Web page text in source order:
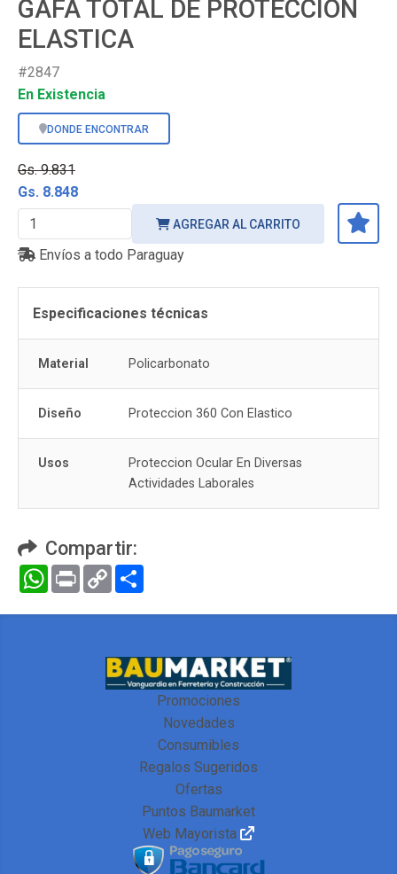
GAFA TOTAL DE PROTECCION
ELASTICA
#2847
En Existencia
DONDE ENCONTRAR
Gs. 9.831
Gs. 8.848
AGREGAR AL CARRITO
Envíos a todo Paraguay
Especificaciones técnicas
Material Policarbonato
Diseño Proteccion 360 Con Elastico
Usos
Proteccion Ocular En Diversas
Actividades Laborales
Compartir:
WhatsApp
Print Copy
Link
Promociones
Novedades
Consumibles
Regalos Sugeridos
Ofertas
Puntos Baumarket
Web Mayorista